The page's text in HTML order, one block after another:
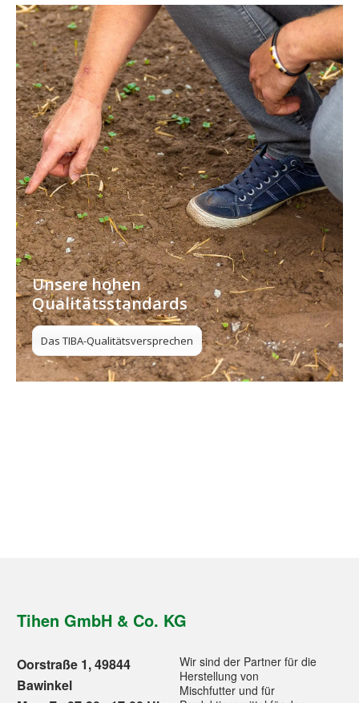
Unsere hohen
Qualitätsstandards
Das TIBA-Qualitätsversprechen
Tihen GmbH & Co. KG
Oorstraße 1, 49844
Bawinkel
Wir sind der Partner für die
Herstellung von
Mischfutter und für